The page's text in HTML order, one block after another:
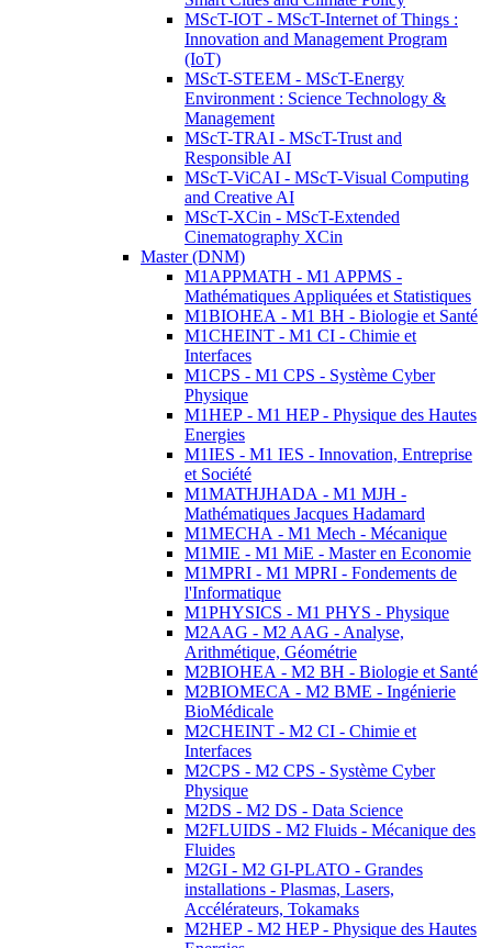
MScT-IOT - MScT-Internet of Things :
Innovation and Management Program
(IoT)
MScT-STEEM - MScT-Energy
Environment : Science Technology &
Management
MScT-TRAI - MScT-Trust and
Responsible AI
MScT-ViCAI - MScT-Visual Computing
and Creative AI
MScT-XCin - MScT-Extended
Cinematography XCin
Master (DNM)
M1APPMATH - M1 APPMS -
Mathématiques Appliquées et Statistiques
M1BIOHEA - M1 BH - Biologie et Santé
M1CHEINT - M1 CI - Chimie et
Interfaces
M1CPS - M1 CPS - Système Cyber
Physique
M1HEP - M1 HEP - Physique des Hautes
Energies
M1IES - M1 IES - Innovation, Entreprise
et Société
M1MATHJHADA - M1 MJH -
Mathématiques Jacques Hadamard
M1MECHA - M1 Mech - Mécanique
M1MIE - M1 MiE - Master en Economie
M1MPRI - M1 MPRI - Fondements de
l'Informatique
M1PHYSICS - M1 PHYS - Physique
M2AAG - M2 AAG - Analyse,
Arithmétique, Géométrie
M2BIOHEA - M2 BH - Biologie et Santé
M2BIOMECA - M2 BME - Ingénierie
BioMédicale
M2CHEINT - M2 CI - Chimie et
Interfaces
M2CPS - M2 CPS - Système Cyber
Physique
M2DS - M2 DS - Data Science
M2FLUIDS - M2 Fluids - Mécanique des
Fluides
M2GI - M2 GI-PLATO - Grandes
installations - Plasmas, Lasers,
Accélérateurs, Tokamaks
M2HEP - M2 HEP - Physique des Hautes